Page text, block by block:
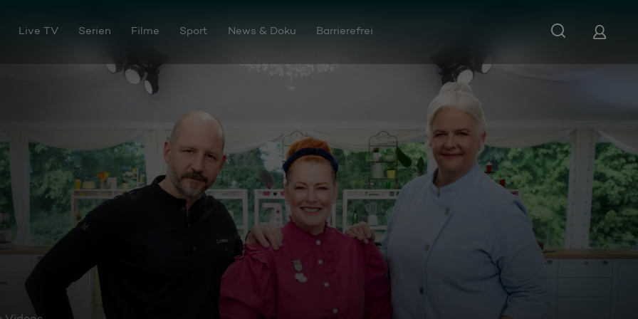
Live TV Serien Filme Sport News & Doku Barrierefrei